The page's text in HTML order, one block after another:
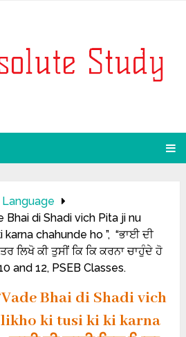
Language
Bhai di Shadi vich Pita ji nu
chahunde ho ”, “ਭਾਈ ਦੀ
ਲਿਖੋ ਕੀ ਤੁਸੀਂ ਕਿ ਕਿ ਕਰਨਾ ਚਾਹੁੰਦੇ ਹੋ
and 12, PSEB Classes.
Bhai di Shadi vich
ki tusi ki ki karna